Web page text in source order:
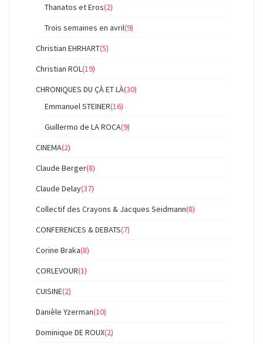
Thanatos et Eros(2)
Trois semaines en avril(9)
Christian EHRHART(5)
Christian ROL(19)
CHRONIQUES DU ÇÀ ET LÀ(30)
Emmanuel STEINER(16)
Guillermo de LA ROCA(9)
CINEMA(2)
Claude Berger(8)
Claude Delay(37)
Collectif des Crayons & Jacques Seidmann(8)
CONFERENCES & DEBATS(7)
Corine Braka(8)
CORLEVOUR(1)
CUISINE(2)
Danièle Yzerman(10)
Dominique DE ROUX(2)